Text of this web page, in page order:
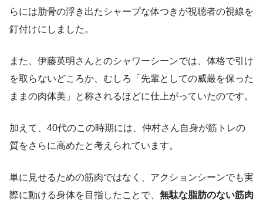
らには肋骨の浮き出たシャープな体つきが視聴者の視線を
釘付けにしました。
また、伊藤英明さんとのシャワーシーンでは、体格で引け
を取らないどころか、むしろ「先輩としての威厳を保った
ままの肉体美」と称されるほどに仕上がっていたのです。
加えて、40代のこの時期には、仲村さん自身が筋トレの
質をさらに高めたと考えられています。
単に見せるための筋肉ではなく、アクションシーンでも実
際に動ける身体を目指したことで、 無駄な脂肪のない筋肉